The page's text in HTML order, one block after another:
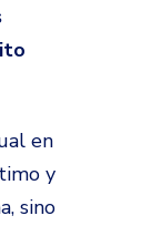
en
y
sino